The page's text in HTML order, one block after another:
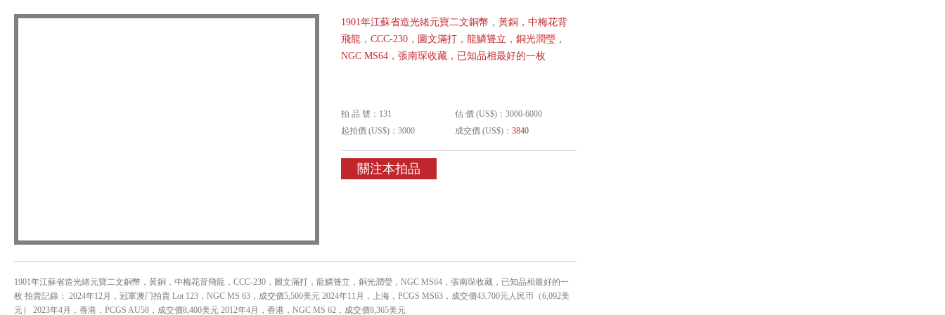
1901年江蘇省造光緒元寶二文銅幣，黃銅，中梅花背
飛龍，CCC-230，圖文滿打，龍鱗聳立，銅光潤瑩，
NGC MS64，張南琛收藏，已知品相最好的一枚
拍 品 號：131
估 價 (US$)：3000-6000
起拍價 (US$)：3000
成交價 (US$)： 3840
關注本拍品
1901年江蘇省造光緒元寶二文銅幣，黃銅，中梅花背飛龍，CCC-230，圖文滿打，龍鱗聳立，銅光潤瑩，NGC MS64，張南琛收藏，已知品相最好的一
枚 拍賣記錄： 2024年12月，冠軍澳门拍賣 Lot 123，NGC MS 63，成交價5,500美元 2024年11月，上海，PCGS MS63，成交價43,700元人民币（6,092美
元） 2023年4月，香港，PCGS AU58，成交價8,400美元 2012年4月，香港，NGC MS 62，成交價8,365美元